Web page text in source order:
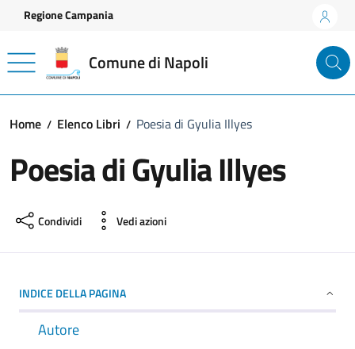
Vai ai contenuti
Vai al footer
Regione Campania
Comune di Napoli
Home Elenco Libri Poesia di Gyulia Illyes
Poesia di Gyulia Illyes
Condividi Vedi azioni
INDICE DELLA PAGINA
Autore